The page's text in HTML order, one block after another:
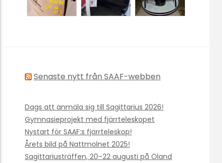
Senaste nytt från SAAF-webben
Dags att anmäla sig till Sagittarius 2026!
Gymnasieprojekt med fjärrteleskopet
Nystart för SAAF:s fjärrteleskop!
Årets bild på Nattmolnet 2025!
Sagittariusträffen, 20–22 augusti på Öland